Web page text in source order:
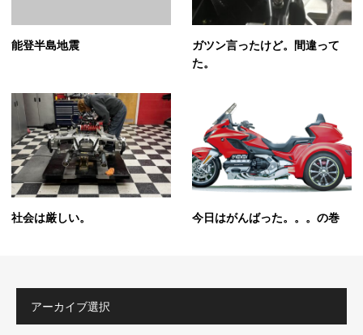
能登半島地震
ガツン言ったけど。間違って
た。
社会は厳しい。 今日はがんばった。。。の巻
アーカイブ選択